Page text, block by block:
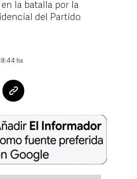
la batalla por la
del Partido
hs